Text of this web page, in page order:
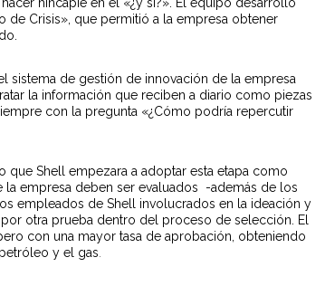
Crisis», que permitió a la empresa obtener
sistema de gestión de innovación de la empresa
la información que reciben a diario como piezas
con la pregunta «¿Cómo podría repercutir
que Shell empezara a adoptar esta etapa como
empresa deben ser evaluados -además de los
empleados de Shell involucrados en la ideación y
otra prueba dentro del proceso de selección. El
con una mayor tasa de aprobación, obteniendo
y el gas